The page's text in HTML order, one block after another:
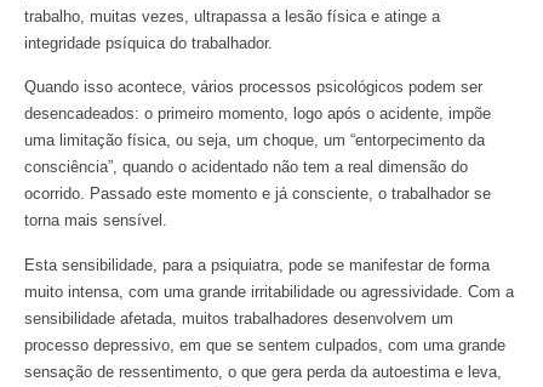
trabalho, muitas vezes, ultrapassa a lesão física e atinge a
integridade psíquica do trabalhador.
Quando isso acontece, vários processos psicológicos podem ser
desencadeados: o primeiro momento, logo após o acidente, impõe
uma limitação física, ou seja, um choque, um “entorpecimento da
consciência”, quando o acidentado não tem a real dimensão do
ocorrido. Passado este momento e já consciente, o trabalhador se
torna mais sensível.
Esta sensibilidade, para a psiquiatra, pode se manifestar de forma
muito intensa, com uma grande irritabilidade ou agressividade. Com a
sensibilidade afetada, muitos trabalhadores desenvolvem um
processo depressivo, em que se sentem culpados, com uma grande
sensação de ressentimento, o que gera perda da autoestima e leva,